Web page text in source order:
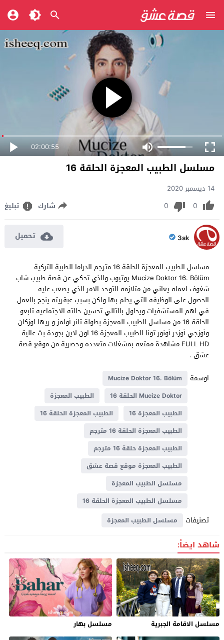
02:00:55
مسلسل الطبيب المعجزة الحلقة 16
14 ديسمبر 2020
0
0 شارك تبليغ
3sk تحميل
مسلسل الطبيب المعجزة الحلقة 16 مترجم الدراما الطبية التركية
Mucize Doktor 16. Bölüm يوتيوب والذي تحكي عن قصة طبيب شاب
شغوف لعمله يعاني من متلازمه التوحد الامر الذي يصعب عليه
الحصول على الوظيفه التي يحلم بها ولكن بسبب عبقريته ينجح بالعمل
في اهم المستشفيات ويحاول بالتالي تحسين حالته الاجتماعيه تابعو
الحلقة 16 من مسلسل الطبيب المعجزة بطولة تانر أولمز و ريها اوزكان
وأوزجي أوزدر أونور تونا الطبيب المعجزة 16 اون لاين بجودة بث عالية
FULL HD مشاهدة ممتعه بمشغلات متعدده وحصرية من موقع قصة
عشق .
اوسمة
Mucize Doktor 16. Bölüm
Mucize Doktor الحلقة 16
الطبيب المعجزة
الطبيب المعجزة 16
الطبيب المعجزة الحلقة 16
الطبيب المعجزة الحلقة 16 مترجم
الطبيب المعجزة حلقة 16 مترجم
الطبيب المعجزة موقع قصة عشق
مسلسل الطبيب المعجزة
مسلسل الطبيب المعجزة الحلقة 16
تصنيفات مسلسل الطبيب المعجزة
شاهد ايضاً:
مسلسل الاقامة الجبرية مسلسل بهار